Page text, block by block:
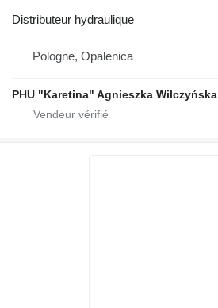
Distributeur hydraulique
Pologne, Opalenica
PHU "Karetina" Agnieszka Wilczyńska